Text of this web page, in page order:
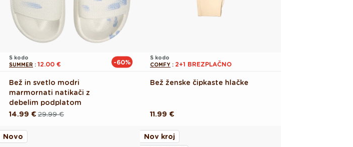
S kodo
SUMMER : 12.00 € -60%
Bež in svetlo modri
marmornati natikači z
debelim podplatom
Redna
29.99 €
Akcijska
14.99 €
S kodo
COMFY : 2+1 BREZPLAČNO
Bež ženske čipkaste hlačke
Redna
11.99 €
Novo
Nov kroj